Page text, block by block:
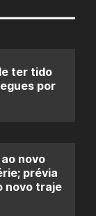
ter tido
por
novo
prévia
novo traje